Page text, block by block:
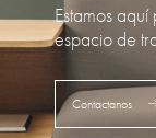
Estamos
espacio de
Contactanos